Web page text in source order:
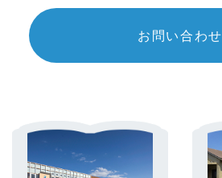
お問い合わせ